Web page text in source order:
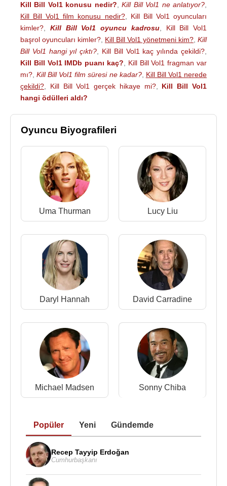
Kill Bill Vol1 konusu nedir? ,Kill Bill Vol1 ne anlatıyor?
Kill Bill Vol1 film konusu nedir?, Kill Bill Vol1 oyuncuları
kimler?
Kill Bill Vol1 oyuncu kadrosu, Kill Bill Vol1
başrol oyuncuları kimler? Kill Bill Vol1 yönetmeni kim? Kill
Bill Vol1 hangi yıl çıktı?
Kill Bill Vol1 kaç yılında çekildi?
Kill Bill Vol1 IMDb puanı kaç?
Kill Bill Vol1 fragman var
mı? ,Kill Bill Vol1 film süresi ne kadar?, Kill Bill Vol1 nerede
çekildi?
Kill Bill Vol1 gerçek hikaye mi?, Kill Bill Vol1
hangi ödülleri aldı?
Oyuncu Biyografileri
Uma Thurman Lucy Liu
Daryl Hannah David Carradine
Michael Madsen Sonny Chiba
Popüler Yeni Gündemde
Recep Tayyip Erdoğan
Cumhurbaşkanı